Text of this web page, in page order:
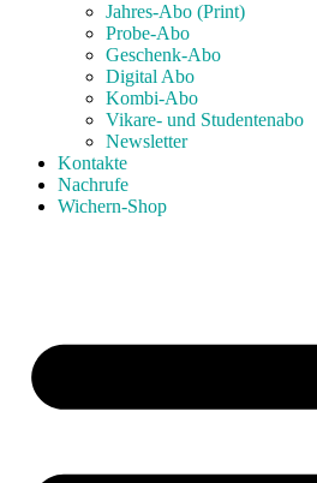
Jahres-Abo (Print)
Probe-Abo
Geschenk-Abo
Digital Abo
Kombi-Abo
Vikare- und Studentenabo
Newsletter
Kontakte
Nachrufe
Wichern-Shop